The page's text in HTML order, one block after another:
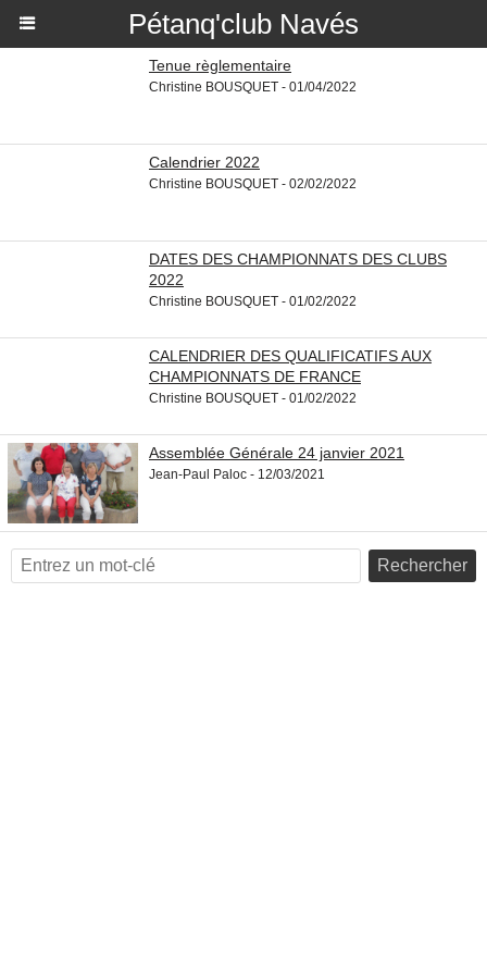
Pétanq'club Navés
Tenue règlementaire
Christine BOUSQUET - 01/04/2022
Calendrier 2022
Christine BOUSQUET - 02/02/2022
DATES DES CHAMPIONNATS DES CLUBS
2022
Christine BOUSQUET - 01/02/2022
CALENDRIER DES QUALIFICATIFS AUX
CHAMPIONNATS DE FRANCE
Christine BOUSQUET - 01/02/2022
Assemblée Générale 24 janvier 2021
Jean-Paul Paloc - 12/03/2021
Rechercher